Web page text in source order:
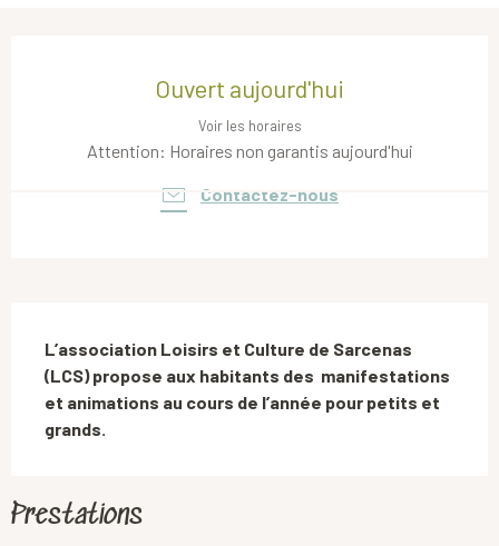
Ouvert aujourd'hui
Voir les horaires
Attention: Horaires non garantis aujourd'hui
Contactez-nous
L’association Loisirs et Culture de Sarcenas
(LCS) propose aux habitants des  manifestations
et animations au cours de l’année pour petits et
grands.
Prestations